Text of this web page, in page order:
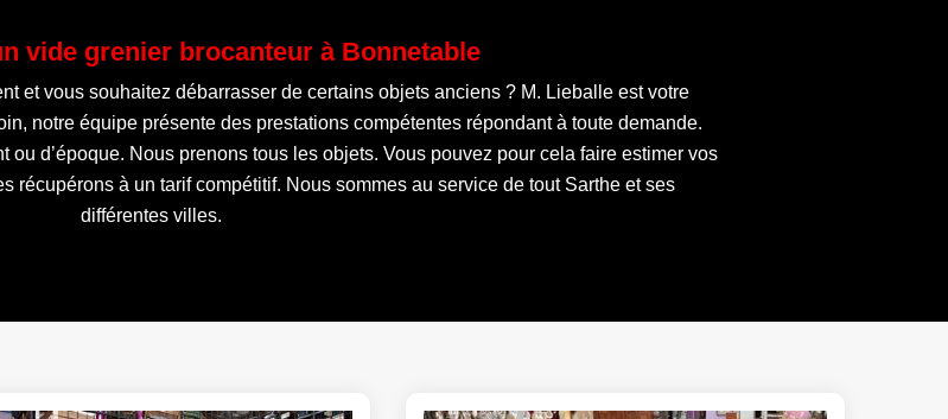
vide grenier brocanteur à Bonnetable
et vous souhaitez débarrasser de certains objets anciens ? M. Lieballe est votre
notre équipe présente des prestations compétentes répondant à toute demande.
d’époque. Nous prenons tous les objets. Vous pouvez pour cela faire estimer vos
récupérons à un tarif compétitif. Nous sommes au service de tout Sarthe et ses
différentes villes.